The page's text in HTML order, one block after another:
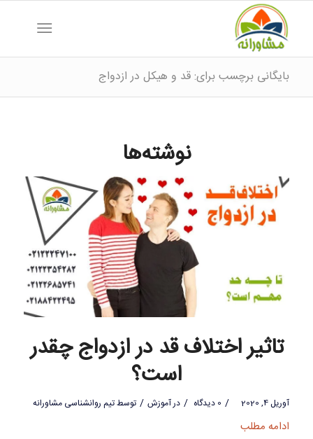
بایگانی برچسب برای: قد و هیکل در ازدواج
نوشته‌ها
تاثیر اختلاف قد در ازدواج چقدر
است؟
آوریل 4, 2020 / 0 دیدگاه / درآموزش / توسطتیم روانشناسی مشاورانه
ادامه مطلب